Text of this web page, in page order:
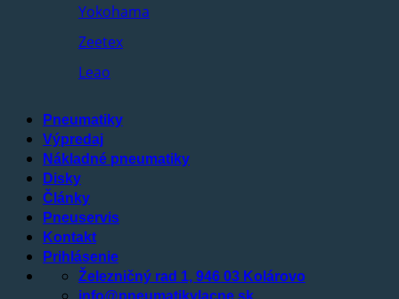
Yokohama
Zeetex
Leao
Pneumatiky
Výpredaj
Nákladné pneumatiky
Disky
Články
Pneuservis
Kontakt
Prihlásenie
Železničný rad 1, 946 03 Kolárovo